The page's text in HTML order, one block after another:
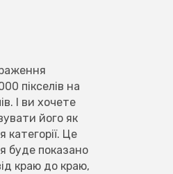
пікселів на
І ви хочете
його як
категорії. Це
буде показано
краю до краю,